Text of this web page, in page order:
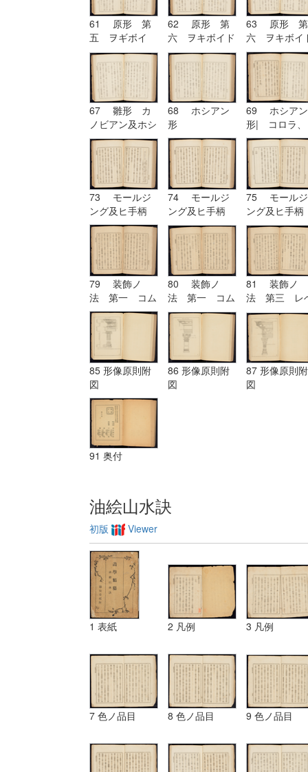
61 原形 第
五 ヲギボイ
ド| 原形 第
六 ヲキボイド
62 原形 第
六 ヲキボイド
63 原形 第
六 ヲキボイ
67 雛形 カ
ノビアン及ホシ
アン| ホシア
ン形
68 ホシアン
形
69 ホシアン
形| コロラ、
カンパニユラ
及ヒ幹
73 モールジ
ング及ヒ手柄
74 モールジ
ング及ヒ手柄
75 モールジ
ング及ヒ手柄
79 装飾ノ
法 第一 コム
プリケーション
及ヒコンヒユー
シヨン
80 装飾ノ
法 第一 コム
プリケーション
及ヒコンヒユー
シヨン| 装飾
ノ法 第二 ユ
ーリスミー|
装飾ノ法 第
三 レベチーシ
81 装飾ノ
法 第三 レ
チーシヨン|
装飾ノ法 第
四 アルテレ
シヨン
85 形像原則附
図
86 形像原則附
図
87 形像原則附
図
91 奥付
油絵山水訣
初版 Viewer
1 表紙 2 凡例 3 凡例
7 色ノ品目 8 色ノ品目 9 色ノ品目